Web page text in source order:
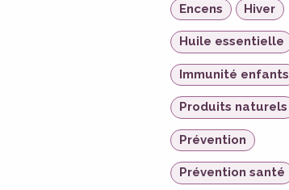
Encens Hiver
Huile essentielle
Immunité enfants
Produits naturels
Prévention
Prévention santé